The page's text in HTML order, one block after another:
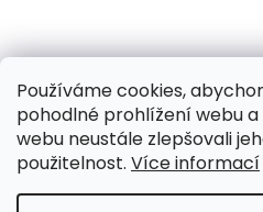
Používáme cookies,
pohodlné prohlížení webu
webu neustále zlepšovali
použitelnost. Více informací